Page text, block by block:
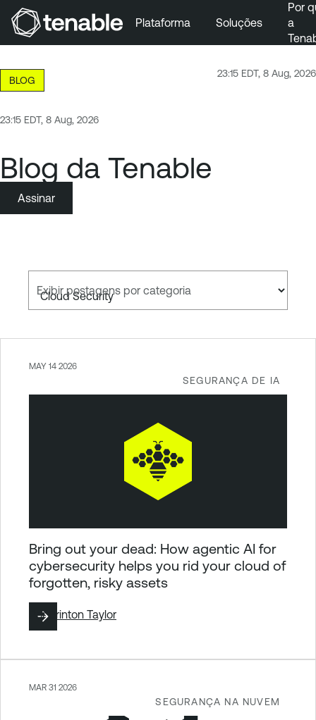
Ir para o conteúdo principal
Ir para o fim
Plataforma Soluções
Por
a
23:15 EDT, 8 Aug, 2026
BLOG
23:15 EDT, 8 Aug, 2026
Blog da Tenable
Assinar
Exibir postagens por categoria
SEGURANÇA DE IA
MAY 14 2026
Bring out your dead: How agentic AI for
cybersecurity helps you rid your cloud of
forgotten, risky assets
Por Brinton Taylor
SEGURANÇA NA NUVEM
MAR 31 2026